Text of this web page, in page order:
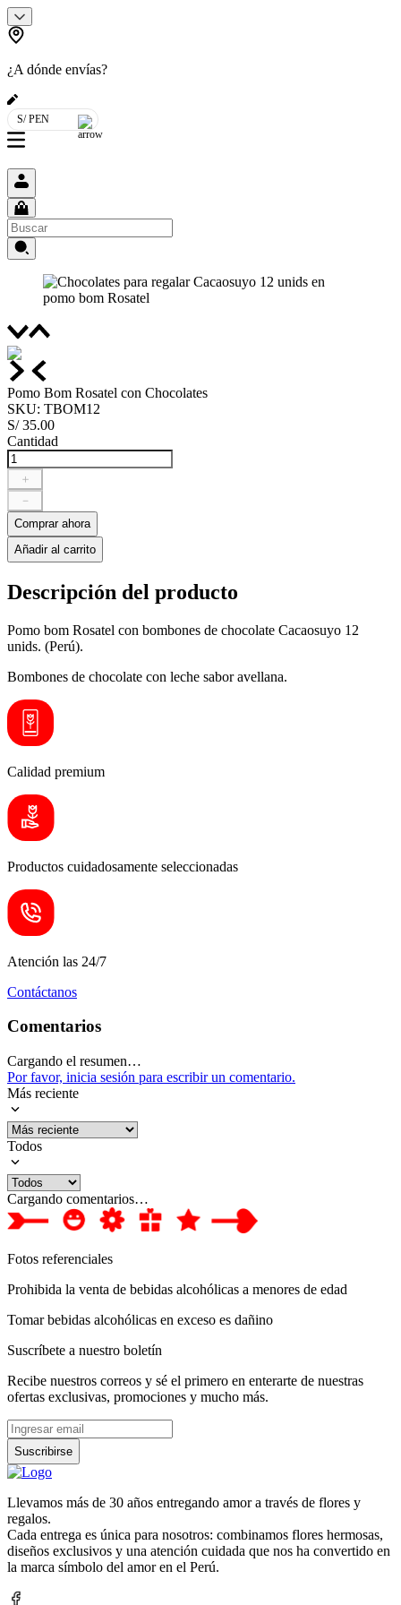
¿A dónde envías?
S/ PEN
Pomo Bom Rosatel con Chocolates
SKU: TBOM12
S/ 35.00
Cantidad
＋
－
Comprar ahora
Añadir al carrito
Descripción del producto
Pomo bom Rosatel con bombones de chocolate Cacaosuyo 12
unids. (Perú).
Bombones de chocolate con leche sabor avellana.
Calidad premium
Productos cuidadosamente seleccionadas
Atención las 24/7
Contáctanos
Comentarios
Cargando el resumen…
Por favor, inicia sesión para escribir un comentario.
Más reciente
Todos
Cargando comentarios…
Fotos referenciales
Prohibida la venta de bebidas alcohólicas a menores de edad
Tomar bebidas alcohólicas en exceso es dañino
Suscríbete a nuestro boletín
Recibe nuestros correos y sé el primero en enterarte de nuestras
ofertas exclusivas, promociones y mucho más.
Suscribirse
Llevamos más de 30 años entregando amor a través de flores y
regalos.
Cada entrega es única para nosotros: combinamos flores hermosas,
diseños exclusivos y una atención cuidada que nos ha convertido en
la marca símbolo del amor en el Perú.